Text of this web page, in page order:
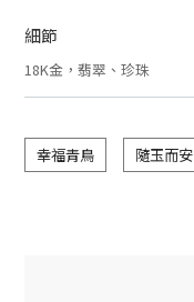
細節
18K金，翡翠、珍珠
幸福青鳥 隨玉而安